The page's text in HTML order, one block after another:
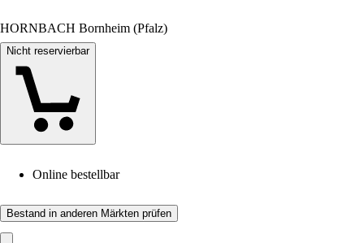
HORNBACH Bornheim (Pfalz)
Nicht reservierbar
Online bestellbar
Bestand in anderen Märkten prüfen